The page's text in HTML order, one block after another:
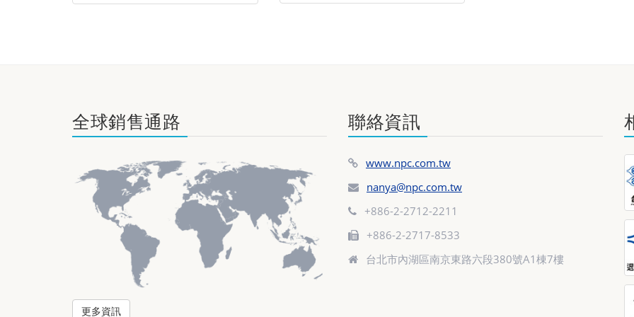
全球銷售通路
更多資訊
聯絡資訊
www.npc.com.tw
nanya@npc.com.tw
+886-2-2712-2211
+886-2-2717-8533
台北市內湖區南京東路六段380號A1棟7樓